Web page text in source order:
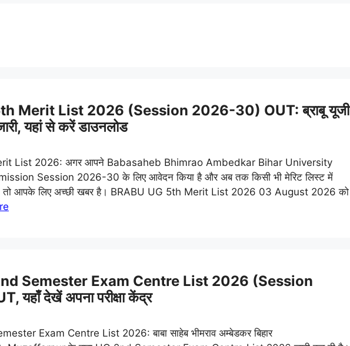
Merit List 2026 (Session 2026-30) OUT: ब्राबू यूजी
यहां से करें डाउनलोड
List 2026: अगर आपने Babasaheb Bhimrao Ambedkar Bihar University
Session 2026-30 के लिए आवेदन किया है और अब तक किसी भी मेरिट लिस्ट में
तो आपके लिए अच्छी खबर है। BRABU UG 5th Merit List 2026 03 August 2026 को
Semester Exam Centre List 2026 (Session
यहाँ देखें अपना परीक्षा केंद्र
Exam Centre List 2026: बाबा साहेब भीमराव अम्बेडकर बिहार